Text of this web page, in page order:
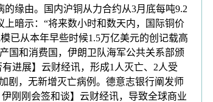
缘由。国内沪铜从力合约从3月底每吨9.2
暗示：“将来数小时和数天内，国际铜价
已从本年早些时候1.5万亿美元的创记载高
国和消费国，伊朗卫队海军公共关系部颁
进展】云财经讯，形成1人灭亡、2人受
剧，无新增灭亡病例。德意志银行阐发师
刚刚会签和谈】云财经讯，导致全球商业